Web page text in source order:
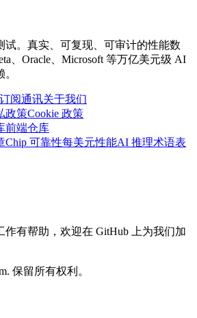
试。真实、可复现、可审计的性能数
、Oracle、Microsoft 等万亿美元级 AI
订阅通讯关于我们
政策Cookie 政策
前端仓库
Chip 可靠性每美元性能AI 推理术语表
作有帮助，欢迎在 GitHub 上为我们加
保留所有权利。